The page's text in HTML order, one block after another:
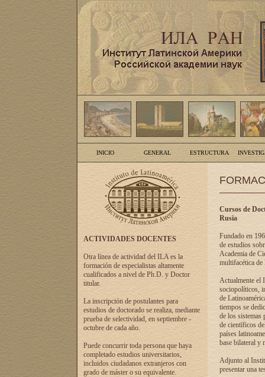
INICIO GENERAL ESTRUCTURA
ACTIVIDADES DOCENTES
Otra línea de actividad del ILA es la
formación de especialistas altamente
cualificados a nivel de Ph.D. y Doctor
titular.
La inscripción de postulantes para
estudios de doctorado se realiza, mediante
prueba de selectividad, en septiembre -
octubre de cada año.
Puede concurrir toda persona que haya
completado estudios universitarios,
incluidos ciudadanos extranjeros con
grado de máster o su equivalente.
Cursos de
Rusia
Fundado en
de estudios
Academia de
multifacética de
Actualmente el
sociopolíticos,
de
tiempos se
de los sistemas
de científicos
países
base bilateral y
Adjunto al
presentar una